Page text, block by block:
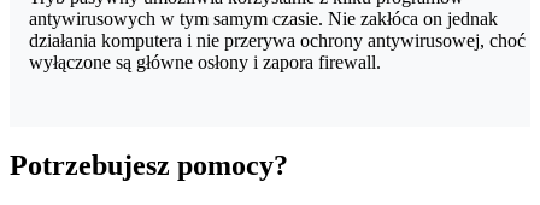
antywirusowych w tym samym czasie. Nie zakłóca on jednak
działania komputera i nie przerywa ochrony antywirusowej, choć
wyłączone są główne osłony i zapora firewall.
Potrzebujesz pomocy?